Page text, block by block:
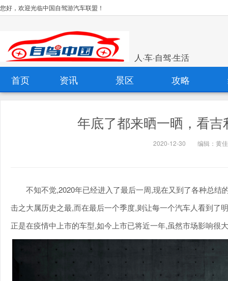
您好，欢迎光临中国自驾游汽车联盟！
人·车·自驾·生活
首页 资讯 景区 攻略
年底了都来晒一晒，看
2020-12-30 编辑：黄佳
不知不觉,2020年已经进入了最后一周,现在又到了各种总
击之大属历史之最,而在最后一个季度,则让每一个汽车人看到了
正是在疫情中上市的车型,如今上市已将近一年,虽然市场影响